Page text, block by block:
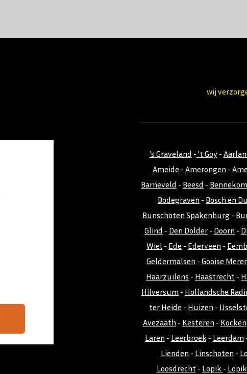
wij
's Graveland - 't Goy-
Ameide - Amerongen -
Barneveld - Beesd - Bennekom
Bodegraven - Bosch en
Bunschoten Spakenburg -
Glind - Den Dolder - Doorn -
Wiel - Ede - Ederveen -
Geldermalsen - Gooise
Haarzuilens - Haastrecht -
Hilversum - Hollandsche
ter Heide - Huizen -
Avezaath - Kesteren -
Laren - Leerbroek - Leerdam
Lienden - Linschoten -
Loosdrecht - Lopik -